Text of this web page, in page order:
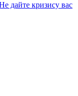
дайте кризису вас